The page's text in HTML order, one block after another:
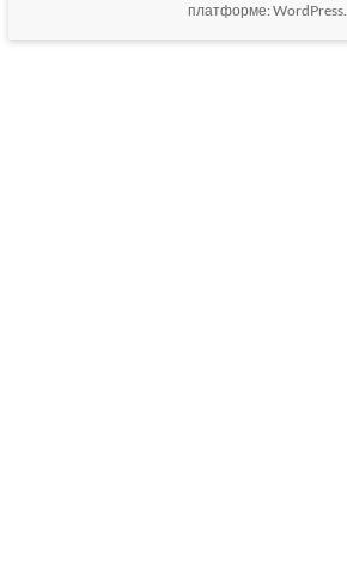
платформе:WordPress.